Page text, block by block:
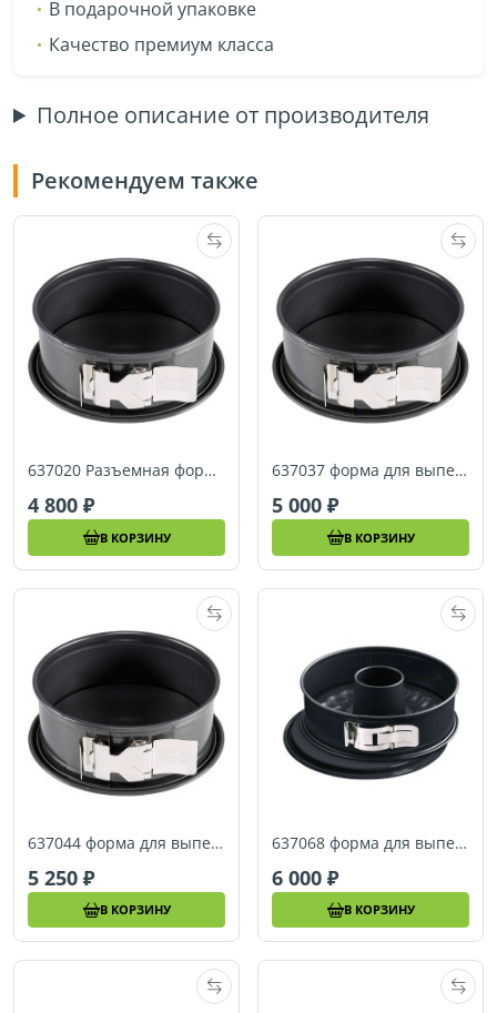
В подарочной упаковке
Качество премиум класса
Полное описание от производителя
Рекомендуем также
637020 Разъемная форма для выпечки KAISER La Forme Plus с замком SafeClick, 24 см
4 800
В КОРЗИНУ
637037 форма для выпечки Kaiser La Forme Plus 26 см
5 000
В КОРЗИНУ
637044 форма для выпечки Kaiser La Forme Plus 28 см
5 250
В КОРЗИНУ
637068 форма для выпечки Kaiser La Forme Plus 26 см
6 000
В КОРЗИНУ